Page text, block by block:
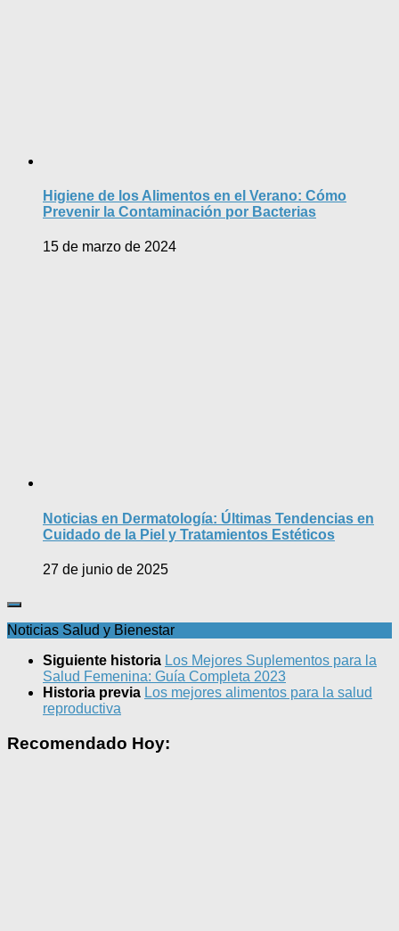
Higiene de los Alimentos en el Verano: Cómo
Prevenir la Contaminación por Bacterias
15 de marzo de 2024
Noticias en Dermatología: Últimas Tendencias en
Cuidado de la Piel y Tratamientos Estéticos
27 de junio de 2025
Noticias Salud y Bienestar
Siguiente historia Los Mejores Suplementos para la
Salud Femenina: Guía Completa 2023
Historia previa Los mejores alimentos para la salud
reproductiva
Recomendado Hoy: